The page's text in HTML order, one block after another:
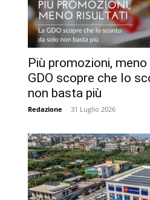
Più promozioni,
GDO scopre che lo
non basta più
Redazione - 31 Luglio 2026